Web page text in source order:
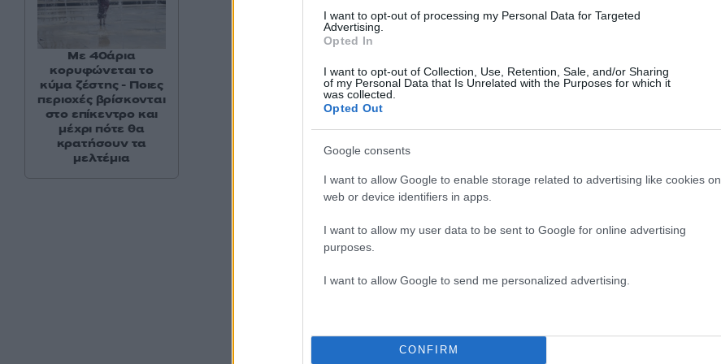
I want to opt-out of processing my Personal Data for Targeted
Advertising.
Opted In
I want to opt-out of Collection, Use, Retention, Sale, and/or Sharing
of my Personal Data that Is Unrelated with the Purposes for which it
was collected.
Opted Out
Google consents
I want to allow Google to enable storage related to advertising like cookies on
web or device identifiers in apps.
I want to allow my user data to be sent to Google for online advertising
purposes.
I want to allow Google to send me personalized advertising.
CONFIRM
Με 40άρια
κορυφώνεται το
κύμα ζέστης - Ποιες
περιοχές βρίσκονται
στο επίκεντρο και
μέχρι πότε θα
κρατήσουν τα
μελτέμια